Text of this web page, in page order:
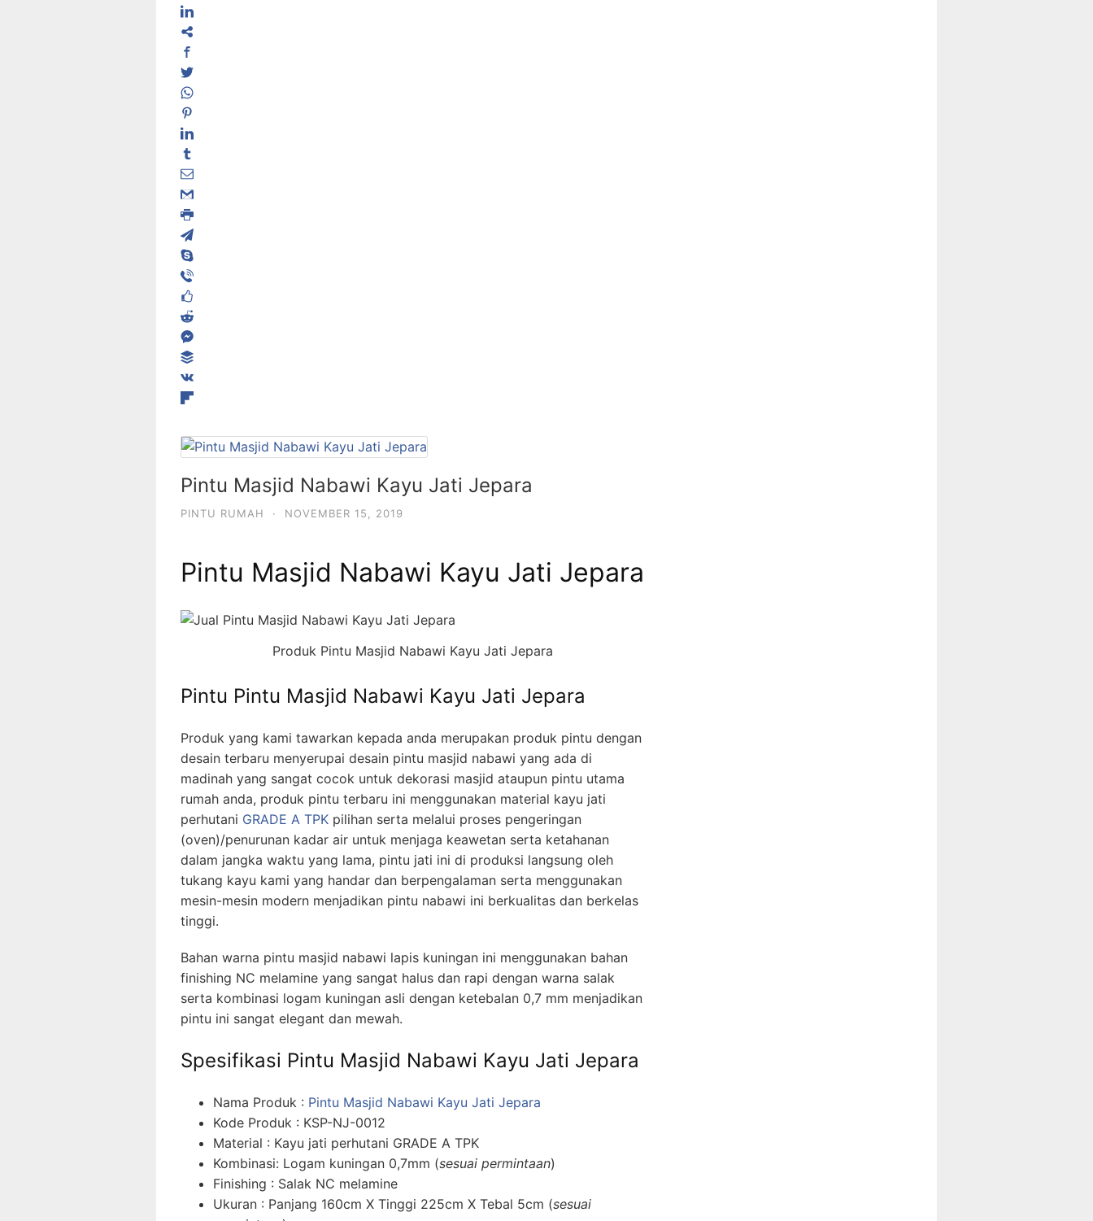
Pintu Masjid Nabawi Kayu Jati Jepara
PINTU RUMAH · NOVEMBER 15, 2019
Pintu Masjid Nabawi Kayu Jati Jepara
Produk Pintu Masjid Nabawi Kayu Jati Jepara
Pintu Pintu Masjid Nabawi Kayu Jati Jepara
Produk yang kami tawarkan kepada anda merupakan produk pintu dengan
desain terbaru menyerupai desain pintu masjid nabawi yang ada di
madinah yang sangat cocok untuk dekorasi masjid ataupun pintu utama
rumah anda, produk pintu terbaru ini menggunakan material kayu jati
perhutani GRADE A TPK pilihan serta melalui proses pengeringan
(oven)/penurunan kadar air untuk menjaga keawetan serta ketahanan
dalam jangka waktu yang lama, pintu jati ini di produksi langsung oleh
tukang kayu kami yang handar dan berpengalaman serta menggunakan
mesin-mesin modern menjadikan pintu nabawi ini berkualitas dan berkelas
tinggi.
Bahan warna pintu masjid nabawi lapis kuningan ini menggunakan bahan
finishing NC melamine yang sangat halus dan rapi dengan warna salak
serta kombinasi logam kuningan asli dengan ketebalan 0,7 mm menjadikan
pintu ini sangat elegant dan mewah.
Spesifikasi Pintu Masjid Nabawi Kayu Jati Jepara
Nama Produk : Pintu Masjid Nabawi Kayu Jati Jepara
Kode Produk : KSP-NJ-0012
Material : Kayu jati perhutani GRADE A TPK
Kombinasi: Logam kuningan 0,7mm (sesuai permintaan)
Finishing : Salak NC melamine
Ukuran : Panjang 160cm X Tinggi 225cm X Tebal 5cm (sesuai